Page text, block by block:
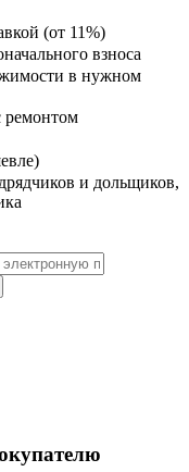
(от 11%)
взноса
в нужном
ремонтом
и дольщиков,